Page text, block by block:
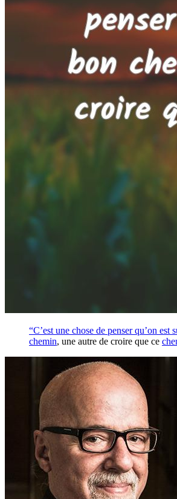
“C’est une chose de penser qu’on est
chemin, une autre de croire que ce